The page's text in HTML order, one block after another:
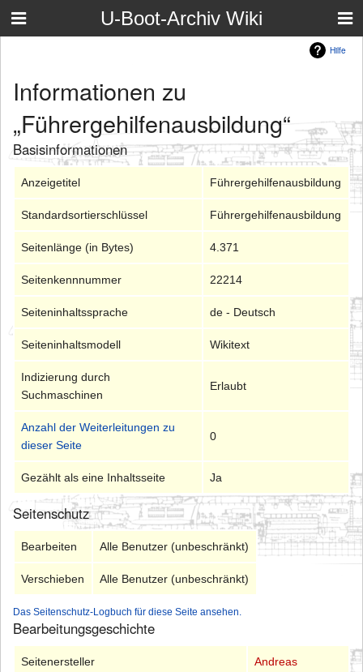
U-Boot-Archiv Wiki
Hilfe
Informationen zu
„Führergehilfenausbildung“
Basisinformationen
Anzeigetitel Führergehilfenausbildung
Standardsortierschlüssel Führergehilfenausbildung
Seitenlänge (in Bytes) 4.371
Seitenkennnummer 22214
Seiteninhaltssprache de - Deutsch
Seiteninhaltsmodell Wikitext
Indizierung durch
Suchmaschinen
Erlaubt
Anzahl der Weiterleitungen zu
dieser Seite
0
Gezählt als eine Inhaltsseite Ja
Seitenschutz
Bearbeiten Alle Benutzer (unbeschränkt)
Verschieben Alle Benutzer (unbeschränkt)
Das Seitenschutz-Logbuch für diese Seite ansehen.
Bearbeitungsgeschichte
Seitenersteller
Andreas